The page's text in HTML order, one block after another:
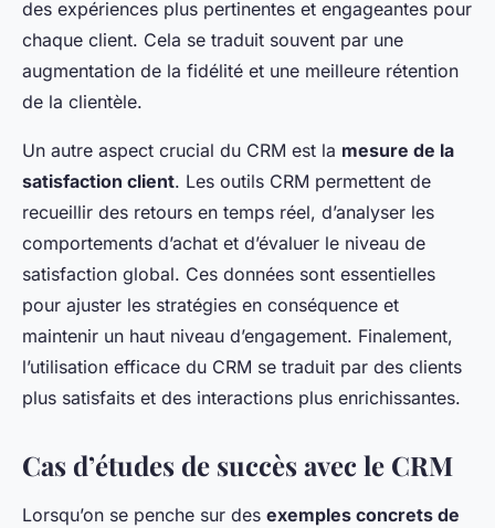
des expériences plus pertinentes et engageantes pour
chaque client. Cela se traduit souvent par une
augmentation de la fidélité et une meilleure rétention
de la clientèle.
Un autre aspect crucial du CRM est la mesure de la
satisfaction client. Les outils CRM permettent de
recueillir des retours en temps réel, d’analyser les
comportements d’achat et d’évaluer le niveau de
satisfaction global. Ces données sont essentielles
pour ajuster les stratégies en conséquence et
maintenir un haut niveau d’engagement. Finalement,
l’utilisation efficace du CRM se traduit par des clients
plus satisfaits et des interactions plus enrichissantes.
Cas d’études de succès avec le CRM
Lorsqu’on se penche sur des exemples concrets de